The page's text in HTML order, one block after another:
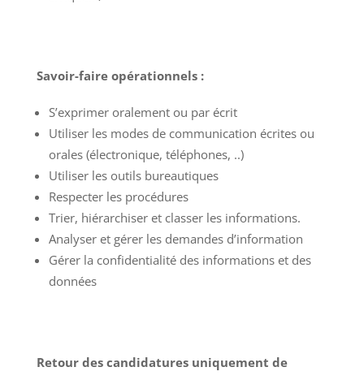
Savoir-faire opérationnels :
S’exprimer oralement ou par écrit
Utiliser les modes de communication écrites ou
orales (électronique, téléphones, ..)
Utiliser les outils bureautiques
Respecter les procédures
Trier, hiérarchiser et classer les informations.
Analyser et gérer les demandes d’information
Gérer la confidentialité des informations et des
données
Retour des candidatures uniquement de